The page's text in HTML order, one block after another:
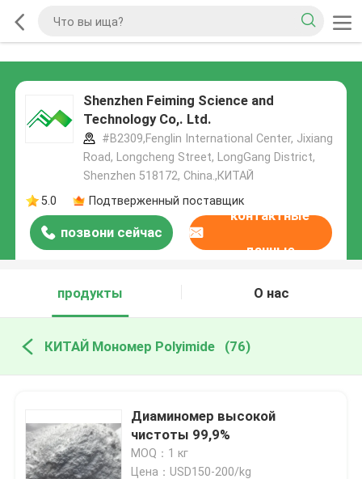
Shenzhen Feiming Science and
Technology Co,. Ltd.
#B2309,Fenglin International Center, Jixiang
Road, Longcheng Street, LongGang District,
Shenzhen 518172, China.,КИТАЙ
5.0
Подтверженный поставщик
позвони сейчас
контактные
данные
продукты О нас
КИТАЙ Мономер Polyimide (76)
Диаминомер высокой
чистоты 99,9%
MOQ：1 кг
Цена：USD150-200/kg